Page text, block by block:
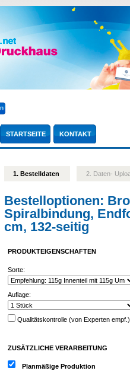
STARTSEITE KONTAKT
1. Bestelldaten 2. Daten-
Bestelloptionen:
Spiralbindung,
cm, 132-seitig
PRODUKTEIGENSCHAFTEN
Sorte:
Auflage:
Qualitätskontrolle (von Experten empf.)
ZUSÄTZLICHE VERARBEITUNG
Planmäßige Produktion